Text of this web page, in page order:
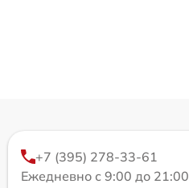
+7 (395) 278-33-61
Ежедневно с 9:00 до 21:00